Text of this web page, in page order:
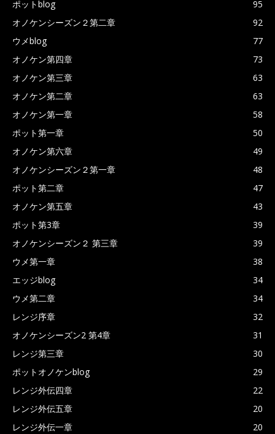
ポットblog
95
オノケンシーズン２第二章
92
ウメblog
77
オノケン第四章
73
オノケン第三章
63
オノケン第二章
63
オノケン第一章
58
ポット第一章
50
オノケン第六章
49
オノケンシーズン２第一章
48
ポット第二章
47
オノケン第五章
43
ポット第3章
39
オノケンシーズン２ 第三章
39
ウメ第一章
38
エッジblog
34
ウメ第二章
34
レンジ序章
32
オノケンシーズン2 第4章
31
レンジ第三章
30
ポットオノケンblog
29
レンジ外伝四章
22
レンジ外伝五章
20
レンジ外伝一章
20